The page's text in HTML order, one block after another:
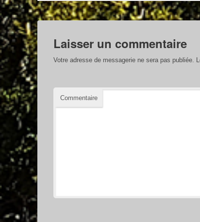
Laisser un commentaire
Votre adresse de messagerie ne sera pas publiée.
Commentaire